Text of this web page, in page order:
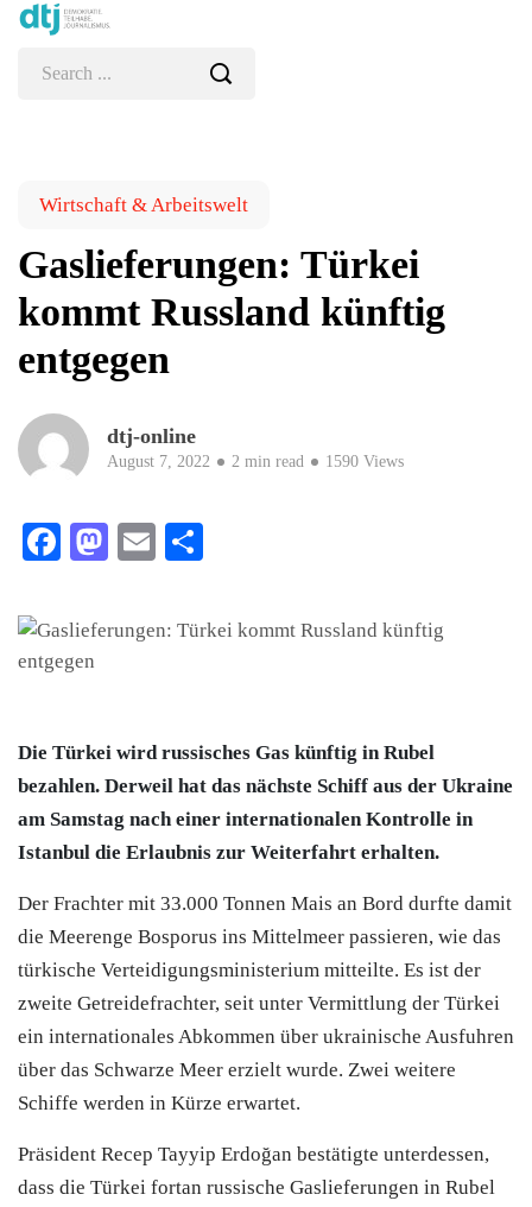
Wirtschaft & Arbeitswelt
Gaslieferungen: Türkei
kommt Russland künftig
entgegen
dtj-online
August 7, 2022 2 min read 1590 Views
Facebook
Mastodon
Email
Die Türkei wird russisches Gas künftig in Rubel
bezahlen. Derweil hat das nächste Schiff aus der Ukraine
am Samstag nach einer internationalen Kontrolle in
Istanbul die Erlaubnis zur Weiterfahrt erhalten.
Der Frachter mit 33.000 Tonnen Mais an Bord durfte damit
die Meerenge Bosporus ins Mittelmeer passieren, wie das
türkische Verteidigungsministerium mitteilte. Es ist der
zweite Getreidefrachter, seit unter Vermittlung der Türkei
ein internationales Abkommen über ukrainische Ausfuhren
über das Schwarze Meer erzielt wurde. Zwei weitere
Schiffe werden in Kürze erwartet.
Präsident Recep Tayyip Erdoğan bestätigte unterdessen,
dass die Türkei fortan russische Gaslieferungen in Rubel